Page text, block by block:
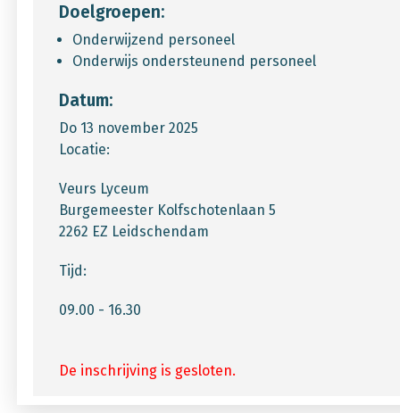
Doelgroepen:
Onderwijzend personeel
Onderwijs ondersteunend personeel
Datum:
Do 13 november 2025
Locatie:
Veurs Lyceum
Burgemeester Kolfschotenlaan 5
2262 EZ Leidschendam
Tijd:
09.00 - 16.30
De inschrijving is gesloten.